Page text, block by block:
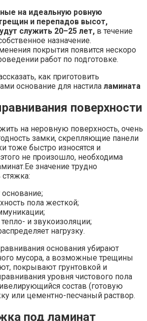
на идеальную ровную
и перепадов высот,
служить 20–25 лет, в течение
назначение.
покрытия появится нескоро
работ по подготовке.
как приготовить
основание для настила ламината
поверхности
на неровную поверхность, очень
замки, скрепляющие панели
тоже быстро износятся и
не произошло, необходима
значение трудно
пола жесткой;
и звукоизоляции;
нагрузку.
основания убирают
мусора, а возможные трещины
покрывают грунтовкой и
уровня чистового пола
состав (готовую
или цементно-песчаный раствор.
под ламинат